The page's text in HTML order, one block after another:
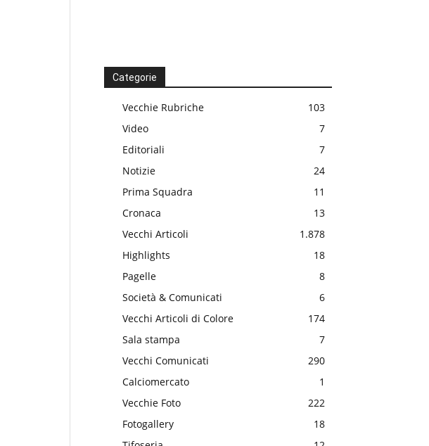
Categorie
Vecchie Rubriche
103
Video
7
Editoriali
7
Notizie
24
Prima Squadra
11
Cronaca
13
Vecchi Articoli
1.878
Highlights
18
Pagelle
8
Società & Comunicati
6
Vecchi Articoli di Colore
174
Sala stampa
7
Vecchi Comunicati
290
Calciomercato
1
Vecchie Foto
222
Fotogallery
18